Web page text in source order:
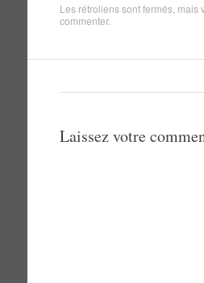
Les rétroliens sont fermés, mais
commenter.
Laissez votre